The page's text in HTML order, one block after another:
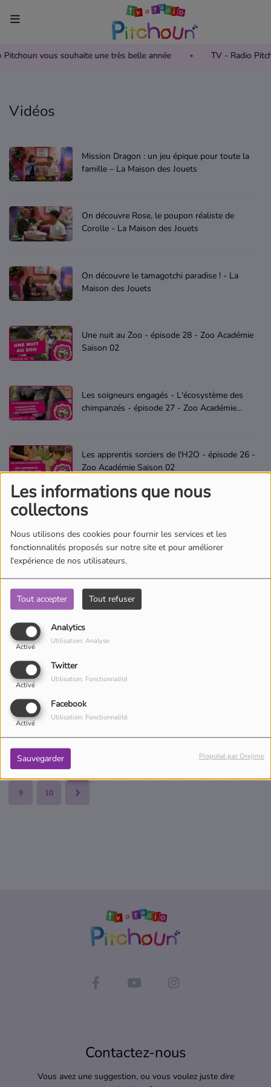
Les informations que nous
collectons
Nous utilisons des cookies pour fournir les services et les
fonctionnalités proposés sur notre site et pour améliorer
l'expérience de nos utilisateurs.
Tout accepter Tout refuser
Analytics
Activé
Utilisation: Analyse
Twitter
Activé
Utilisation: Fonctionnalité
Facebook
Activé
Utilisation: Fonctionnalité
Sauvegarder Propulsé par Orejime
Pitchoun vous souhaite une très belle année TV - Radio
Accueil
Replay TV Pitchoun
Où regarder TV Pitchoun ?
Radio
Grille des programmes Radio
Où écouter Radio Pitchoun ?
Pitchoun Rédac
Contact
Vidéos
Mission Dragon : un jeu épique pour toute la
famille – La Maison des Jouets
On découvre Rose, le poupon réaliste de
Corolle - La Maison des Jouets
On découvre le tamagotchi paradise ! - La
Maison des Jouets
Une nuit au Zoo - épisode 28 - Zoo Académie
Saison 02
Les soigneurs engagés - L'écosystème des
chimpanzés - épisode 27 - Zoo Académie
Les apprentis sorciers de l'H2O - épisode 26 -
Zoo Académie Saison 02
Les soigneurs en herbe : Au Coeur de la forêt
Village Secret - À toi de jouer !
Les soigneurs engagés : Conservation : Les
rhinocéros - épisode 24 - Zoo Académie
lodges - épisode 23 - Zoo Académie Saison
02
1
9 10
Contactez-nous
Vous avez une suggestion, ou vous voulez juste dire